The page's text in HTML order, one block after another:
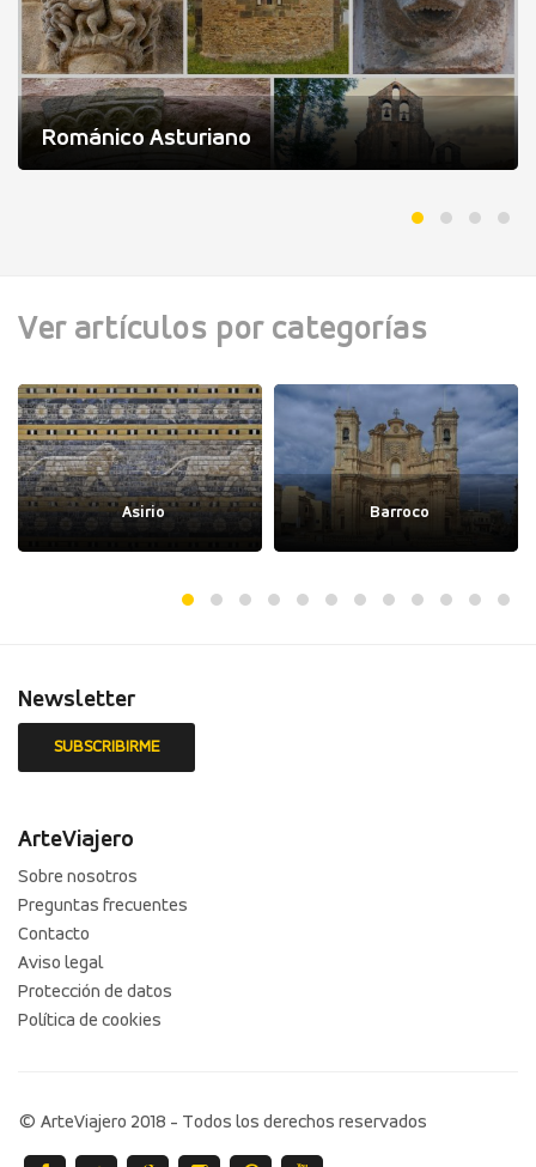
Románico Asturiano
Ver artículos por categorías
Asirio Barroco
Newsletter
ArteViajero
Sobre nosotros
Preguntas frecuentes
Contacto
Aviso legal
Protección de datos
Política de cookies
© ArteViajero 2018 - Todos los derechos reservados